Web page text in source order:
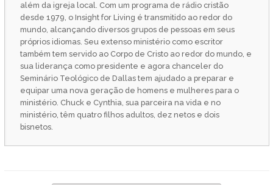
além da igreja local. Com um programa de rádio cristão
desde 1979, o Insight for Living é transmitido ao redor do
mundo, alcançando diversos grupos de pessoas em seus
próprios idiomas. Seu extenso ministério como escritor
também tem servido ao Corpo de Cristo ao redor do mundo, e
sua liderança como presidente e agora chanceler do
Seminário Teológico de Dallas tem ajudado a preparar e
equipar uma nova geração de homens e mulheres para o
ministério. Chuck e Cynthia, sua parceira na vida e no
ministério, têm quatro filhos adultos, dez netos e dois
bisnetos.